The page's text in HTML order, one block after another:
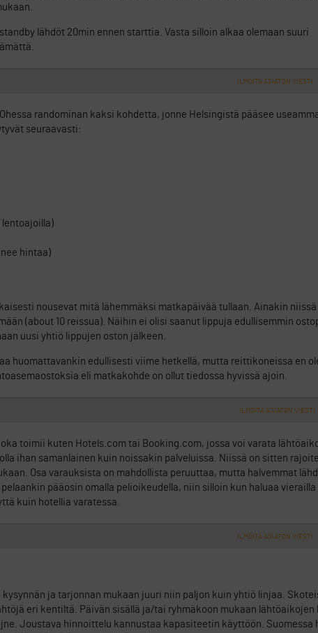
lähdöt 20min ennen starttia. Vasta silloin alkaa olemaan suuri
ILMOITA ASIATON VIESTI
randominan kaksi kohdetta, jonne Helsingistä pääsee
seuraavasti:
lentoajoilla)
hintaa)
nousevat mitä lähemmäksi matkapäivää tullaan. Ainakin
(about 10 reissua). Näihin ei olisi saanut lippuja edullisemmin
uusi yhtiö lippujen oston jälkeen.
huomattavankin edullisesti viime hetkellä, mutta reittikoneissa en
eli matkakohde on ollut tiedossa hyvissä ajoin.
ILMOITA ASIATON VIESTI
toimii kuten Hotels.com tai Booking.com, jossa voi varata
ihan samanlainen kuin noissakin palveluissa. Niissä on sitten
Osa varauksista on mahdollista peruuttaa, mutta halvemmat
pääosin omalla pelioikeudella, niin silloin kun haluaa vierailla
kuin hotellia varatessa.
ILMOITA ASIATON VIESTI
ja tarjonnan mukaan juuri niin paljon kuin yhtiö linjaa.
eri kentiltä. Päivän sisällä ja/tai ryhmäkoon mukaan lähtöaikojen
Joustava hinnoittelu kannustaa kapasiteetin käyttöön. Suomessa